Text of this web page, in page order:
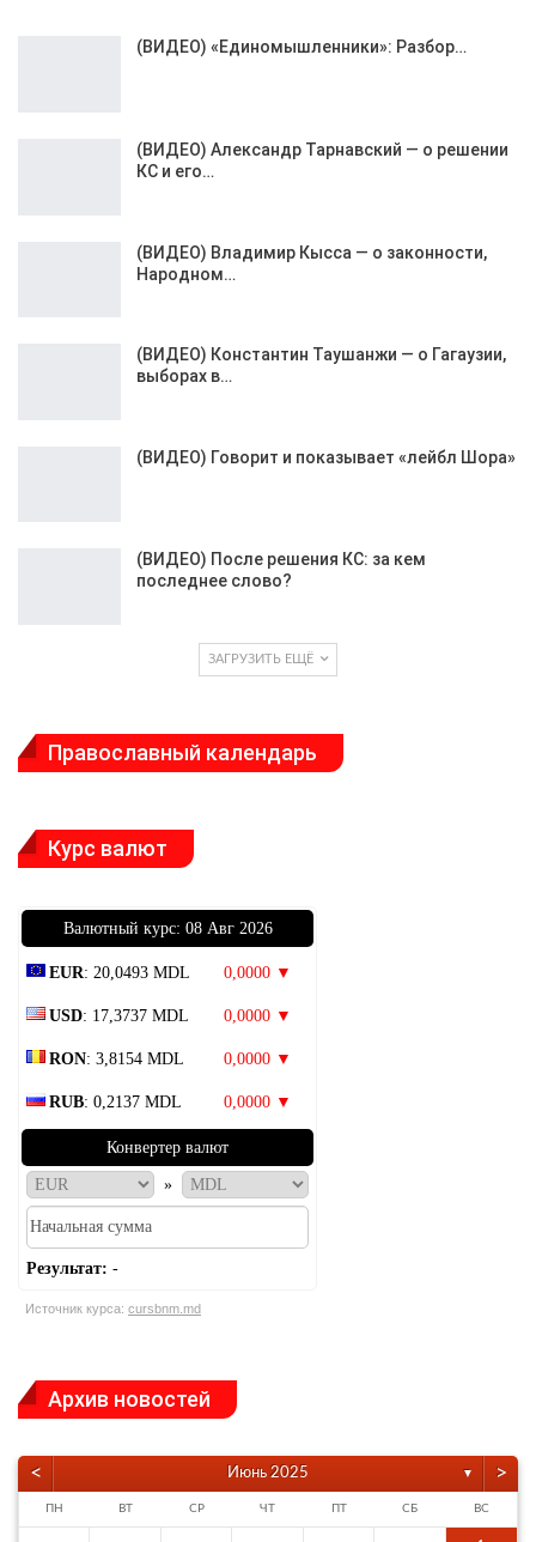
(ВИДЕО) «Единомышленники»: Разбор…
(ВИДЕО) Александр Тарнавский — о решении
КС и его…
(ВИДЕО) Владимир Кысса — о законности,
Народном…
(ВИДЕО) Константин Таушанжи — о Гагаузии,
выборах в…
(ВИДЕО) Говорит и показывает «лейбл Шора»
(ВИДЕО) После решения КС: за кем
последнее слово?
ЗАГРУЗИТЬ ЕЩЁ
Православный календарь
Курс валют
Bалютный курс: 08 Авг 2026
EUR: 20,0493 MDL 0,0000 ▼
USD: 17,3737 MDL 0,0000 ▼
RON: 3,8154 MDL 0,0000 ▼
RUB: 0,2137 MDL 0,0000 ▼
Конвертер валют
»
Результат: -
Источник курса: cursbnm.md
Архив новостей
< Июнь 2025 ▼ >
ПН ВТ СР ЧТ ПТ СБ ВС